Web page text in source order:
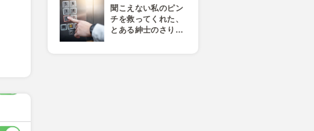
聞こえない私のピン
チを救ってくれた、
とある紳士のさり…